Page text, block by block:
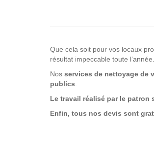
Que cela soit pour vos locaux
résultat impeccable toute l’année.
Nos services de nettoyage de
publics
Le travail réalisé par le patron
Enfin, tous nos devis sont